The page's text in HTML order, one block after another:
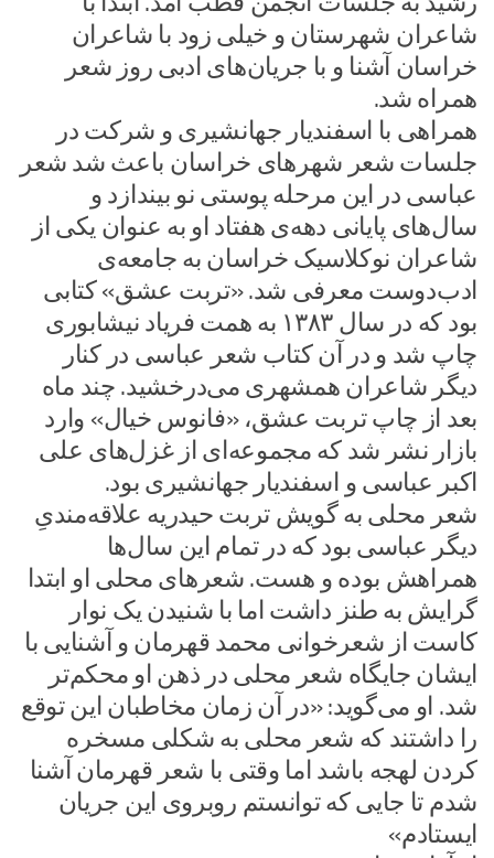
شاعران شهرستان و خیلی زود با شاعران
خراسان آشنا و با جریان‌های ادبی روز شعر
همراه شد.
همراهی با اسفندیار جهانشیری و شرکت در
جلسات شعر شهرهای خراسان باعث شد شعر
عباسی در این مرحله پوستی نو بیندازد و
سال‌های پایانی دهه‌ی هفتاد او به عنوان یکی از
شاعران نوکلاسیک خراسان به جامعه‌ی
ادب‌دوست معرفی شد. «تربت عشق» کتابی
بود که در سال ۱۳۸۳ به همت فریاد نیشابوری
چاپ شد و در آن کتاب شعر عباسی در کنار
دیگر شاعران همشهری می‌درخشید. چند ماه
بعد از چاپ تربت عشق، «فانوس خیال» وارد
بازار نشر شد که مجموعه‌ای از غزل‌های علی
اکبر عباسی و اسفندیار جهانشیری بود.
شعر محلی به گویش تربت حیدریه علاقه‌مندیِ
دیگر عباسی بود که در تمام این سال‌ها
همراهش بوده و هست. شعرهای محلی او ابتدا
گرایش به طنز داشت اما با شنیدن یک نوار
کاست از شعرخوانی محمد قهرمان و آشنایی با
ایشان جایگاه شعر محلی در ذهن او محکم‌تر
شد. او می‌گوید: «در آن زمان مخاطبان این توقع
را داشتند که شعر محلی به شکلی مسخره
کردن لهجه باشد اما وقتی با شعر قهرمان آشنا
شدم تا جایی که توانستم روبروی این جریان
ایستادم»